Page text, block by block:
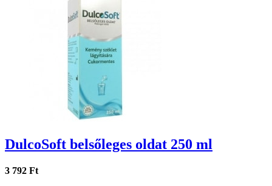
DulcoSoft belsőleges oldat 250 ml
3 792 Ft